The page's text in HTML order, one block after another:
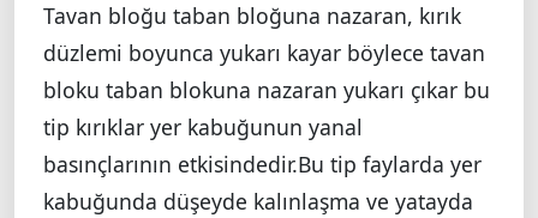
Tavan bloğu taban bloğuna nazaran, kırık
düzlemi boyunca yukarı kayar böylece tavan
bloku taban blokuna nazaran yukarı çıkar bu
tip kırıklar yer kabuğunun yanal
basınçlarının etkisindedir.Bu tip faylarda yer
kabuğunda düşeyde kalınlaşma ve yatayda